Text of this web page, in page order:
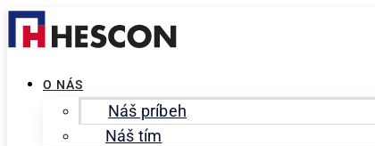
Preskočiť
O NÁS
Náš príbeh
Náš tím
for: